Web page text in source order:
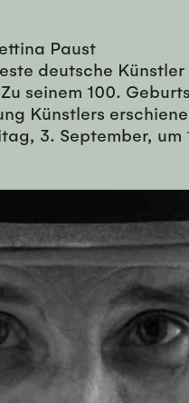
Paust
deutsche
seinem 100.
Künstlers
3. September,